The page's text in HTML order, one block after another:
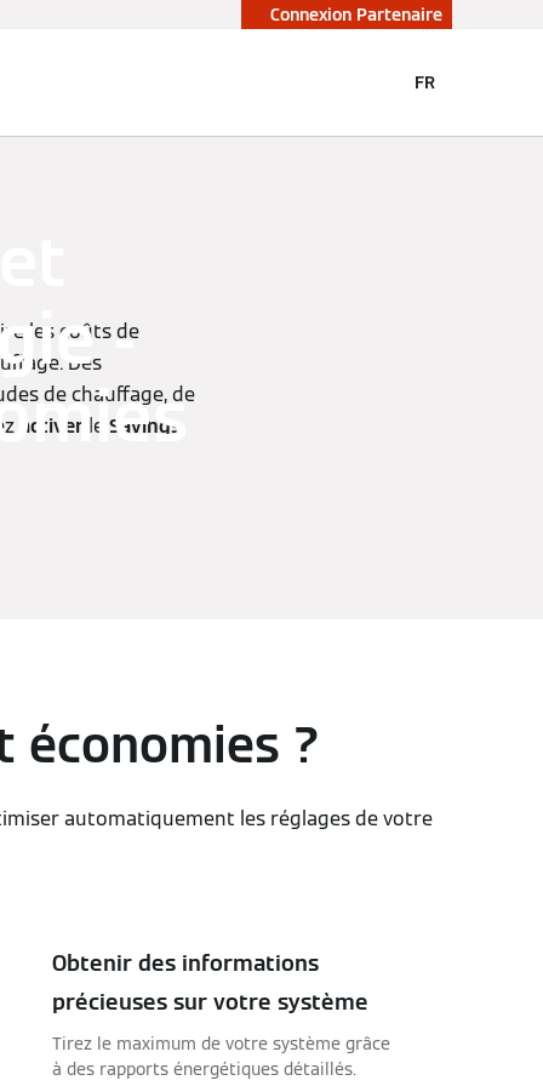
Connexion Partenaire
FR
-
les coûts de
Des
de chauffage, de
activer le Savings
économies ?
automatiquement les réglages de votre
Obtenir des informations
précieuses sur votre système
Tirez le maximum de votre système grâce
à des rapports énergétiques détaillés.